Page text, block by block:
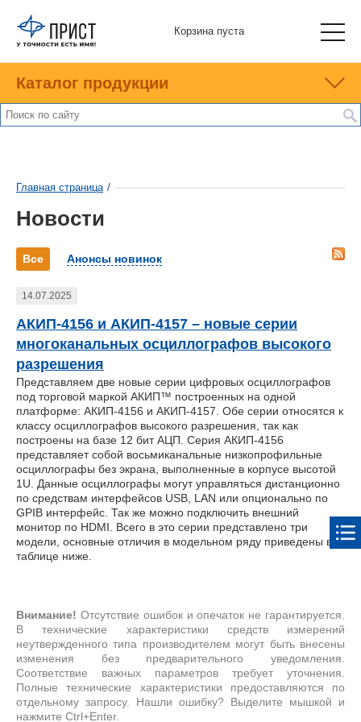
Корзина пуста
Каталог продукции
Главная страница /
Новости
Все Анонсы новинок
14.07.2025
АКИП-4156 и АКИП-4157 – новые серии
многоканальных осциллографов высокого
разрешения
Представляем две новые серии цифровых осциллографов
под торговой маркой АКИП™ построенных на одной
платформе: АКИП-4156 и АКИП-4157. Обе серии относятся к
классу осциллографов высокого разрешения, так как
построены на базе 12 бит АЦП. Серия АКИП-4156
представляет собой восьмиканальные низкопрофильные
осциллографы без экрана, выполненные в корпусе высотой
1U. Данные осциллографы могут управляться дистанционно
по средствам интерфейсов USB, LAN или опционально по
GPIB интерфейс. Так же можно подключить внешний
монитор по HDMI. Всего в это серии представлено три
модели, основные отличия в модельном ряду приведены в
таблице ниже.
Внимание! Отсутствие ошибок и опечаток не гарантируется.
В технические характеристики средств измерений
неутвержденного типа производителем могут быть внесены
изменения без предварительного уведомления.
Соответствие важных параметров требует уточнения.
Полные технические характеристики предоставляются по
отдельному запросу. Нашли ошибку? Выделите мышкой и
нажмите Ctrl+Enter.